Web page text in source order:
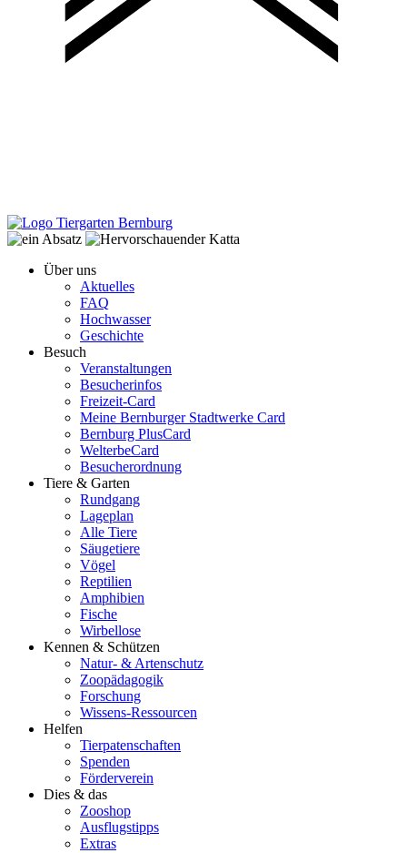
Über uns
Aktuelles
FAQ
Hochwasser
Geschichte
Besuch
Veranstaltungen
Besucherinfos
Freizeit-Card
Meine Bernburger Stadtwerke Card
Bernburg PlusCard
WelterbeCard
Besucherordnung
Tiere & Garten
Rundgang
Lageplan
Alle Tiere
Säugetiere
Vögel
Reptilien
Amphibien
Fische
Wirbellose
Kennen & Schützen
Natur- & Artenschutz
Zoopädagogik
Forschung
Wissens-Ressourcen
Helfen
Tierpatenschaften
Spenden
Förderverein
Dies & das
Zooshop
Ausflugstipps
Extras